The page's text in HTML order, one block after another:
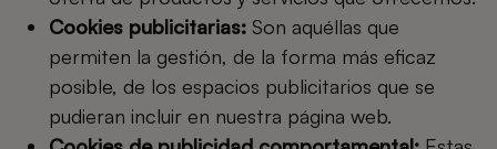
Cookies publicitarias: Son aquéllas que
permiten la gestión, de la forma más eficaz
posible, de los espacios publicitarios que se
pudieran incluir en nuestra página web.